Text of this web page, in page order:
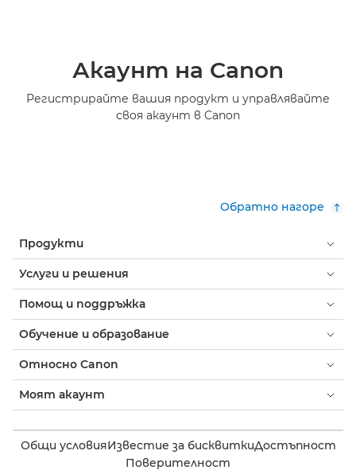
Акаунт на Canon
Регистрирайте вашия продукт и управлявайте
своя акаунт в Canon
Обратно нагоре
Продукти
Услуги и решения
Помощ и поддръжка
Обучение и образование
Относно Canon
Моят акаунт
Общи условияИзвестие за бисквиткиДостъпност
Поверителност